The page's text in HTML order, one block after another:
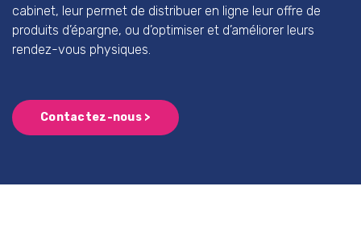
cabinet, leur permet de distribuer en ligne leur offre de
produits d’épargne, ou d’optimiser et d’améliorer leurs
rendez-vous physiques.
Contactez-nous >